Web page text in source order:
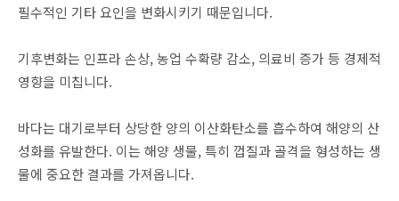
필수적인 기타 요인을 변화시키기 때문입니다.
기후변화는 인프라 손상, 농업 수확량 감소, 의료비 증가 등 경제적
영향을 미칩니다.
바다는 대기로부터 상당한 양의 이산화탄소를 흡수하여 해양의 산
성화를 유발한다. 이는 해양 생물, 특히 껍질과 골격을 형성하는 생
물에 중요한 결과를 가져옵니다.